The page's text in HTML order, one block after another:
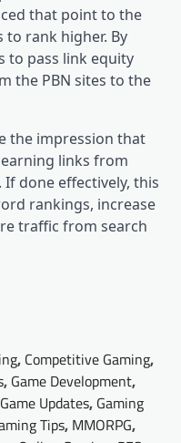
that point to the
rank higher. By
to pass link equity
the PBN sites to the
the impression that
links from
done effectively, this
rankings, increase
traffic from search
, Competitive Gaming,
, Game Development,
Game Updates, Gaming
Tips, MMORPG,